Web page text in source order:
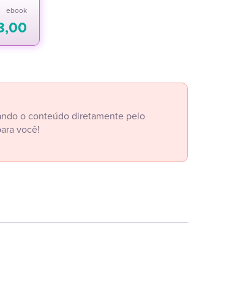
ebook
o conteúdo diretamente pelo
você!